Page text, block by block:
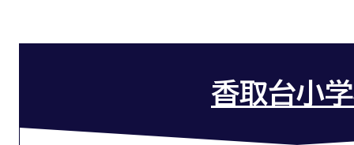
香取台小